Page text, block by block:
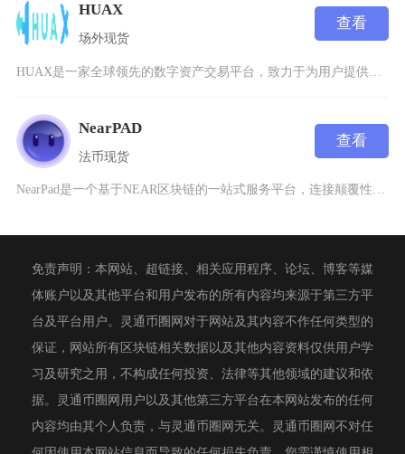
HUAX
场外现货
查看
HUAX是一家全球领先的数字资产交易平台，致力于为用户提供安全、高效的数字货币交易服务。成
NearPAD
法币现货
查看
NearPad是一个基于NEAR区块链的一站式服务平台，连接颠覆性项目与目标市场、初创企业
免责声明：本网站、超链接、相关应用程序、论坛、博客等媒
体账户以及其他平台和用户发布的所有内容均来源于第三方平
台及平台用户。灵通币圈网对于网站及其内容不作任何类型的
保证，网站所有区块链相关数据以及其他内容资料仅供用户学
习及研究之用，不构成任何投资、法律等其他领域的建议和依
据。灵通币圈网用户以及其他第三方平台在本网站发布的任何
内容均由其个人负责，与灵通币圈网无关。灵通币圈网不对任